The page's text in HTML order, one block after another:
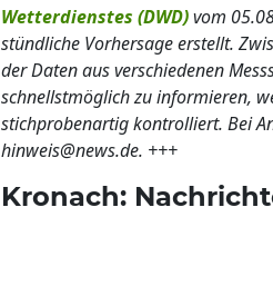
Wetterdienstes (DWD)vom
stündliche Vorhersage erstellt.
der Daten aus verschiedenen
schnellstmöglich zu informieren,
stichprobenartig kontrolliert. Bei
hinweis@news.de. +++
Kronach: